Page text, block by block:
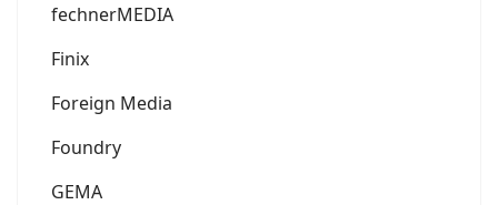
fechnerMEDIA
Finix
Foreign Media
Foundry
GEMA